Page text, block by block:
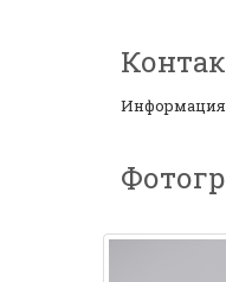
Информация